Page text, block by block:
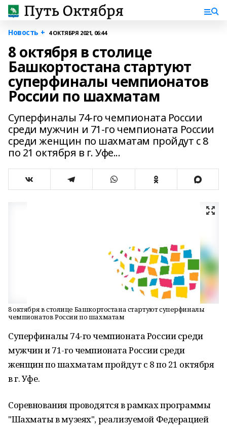
Новость + 4 ОКТЯБРЯ 2021, 06:44
8 октября в столице
Башкортостана стартуют
суперфиналы чемпионатов
России по шахматам
Суперфиналы 74-го чемпионата России
среди мужчин и 71-го чемпионата России
среди женщин по шахматам пройдут с 8
по 21 октября в г. Уфе...
8 октября в столице Башкортостана стартуют суперфиналы
чемпионатов России по шахматам
Суперфиналы 74-го чемпионата России среди
мужчин и 71-го чемпионата России среди
женщин по шахматам пройдут с 8 по 21 октября
в г. Уфе.
Соревнования проводятся в рамках программы
"Шахматы в музеях", реализуемой Федерацией